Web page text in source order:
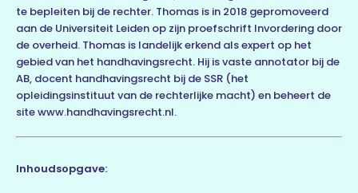
te bepleiten bij de rechter. Thomas is in 2018 gepromoveerd
aan de Universiteit Leiden op zijn proefschrift Invordering door
de overheid. Thomas is landelijk erkend als expert op het
gebied van het handhavingsrecht. Hij is vaste annotator bij de
AB, docent handhavingsrecht bij de SSR (het
opleidingsinstituut van de rechterlijke macht) en beheert de
site www.handhavingsrecht.nl.
Inhoudsopgave: